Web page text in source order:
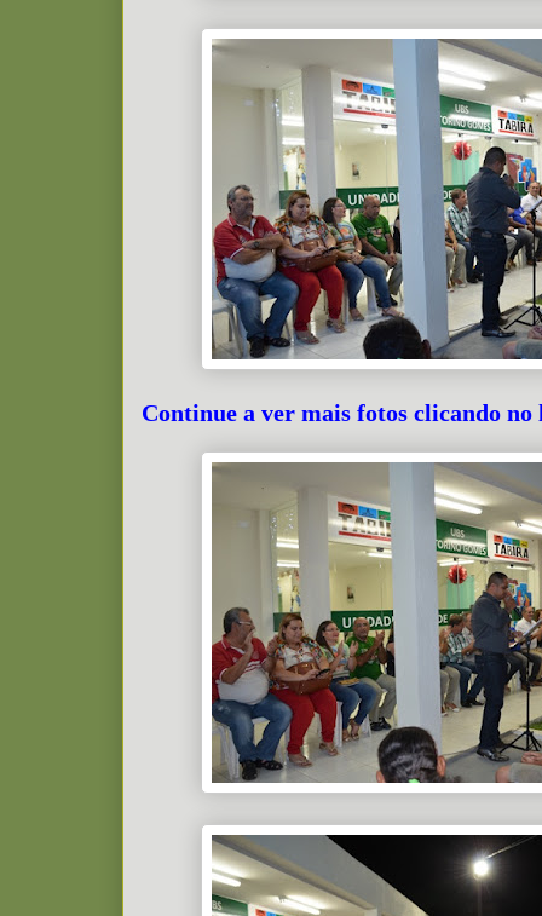
Continue a ver mais fotos clicando